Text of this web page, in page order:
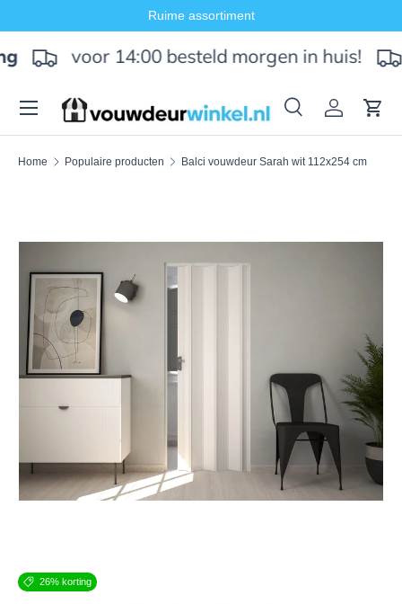
Ga naar inhoud
Ruime assortiment
voor 14:00 besteld morgen in huis!
ZoekenInloggen
Menu
Home Populaire producten Balci vouwdeur Sarah wit 112x254 cm
26% korting